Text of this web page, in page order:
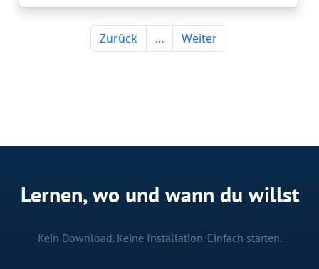
Lernen, wo und wann du willst
Kein Download. Keine Installation. Einfach starten.